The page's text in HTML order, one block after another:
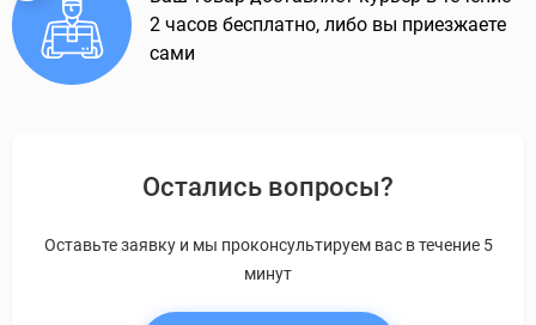
2 часов бесплатно, либо вы приезжаете
сами
Остались вопросы?
Оставьте заявку и мы проконсультируем вас в течение 5
минут